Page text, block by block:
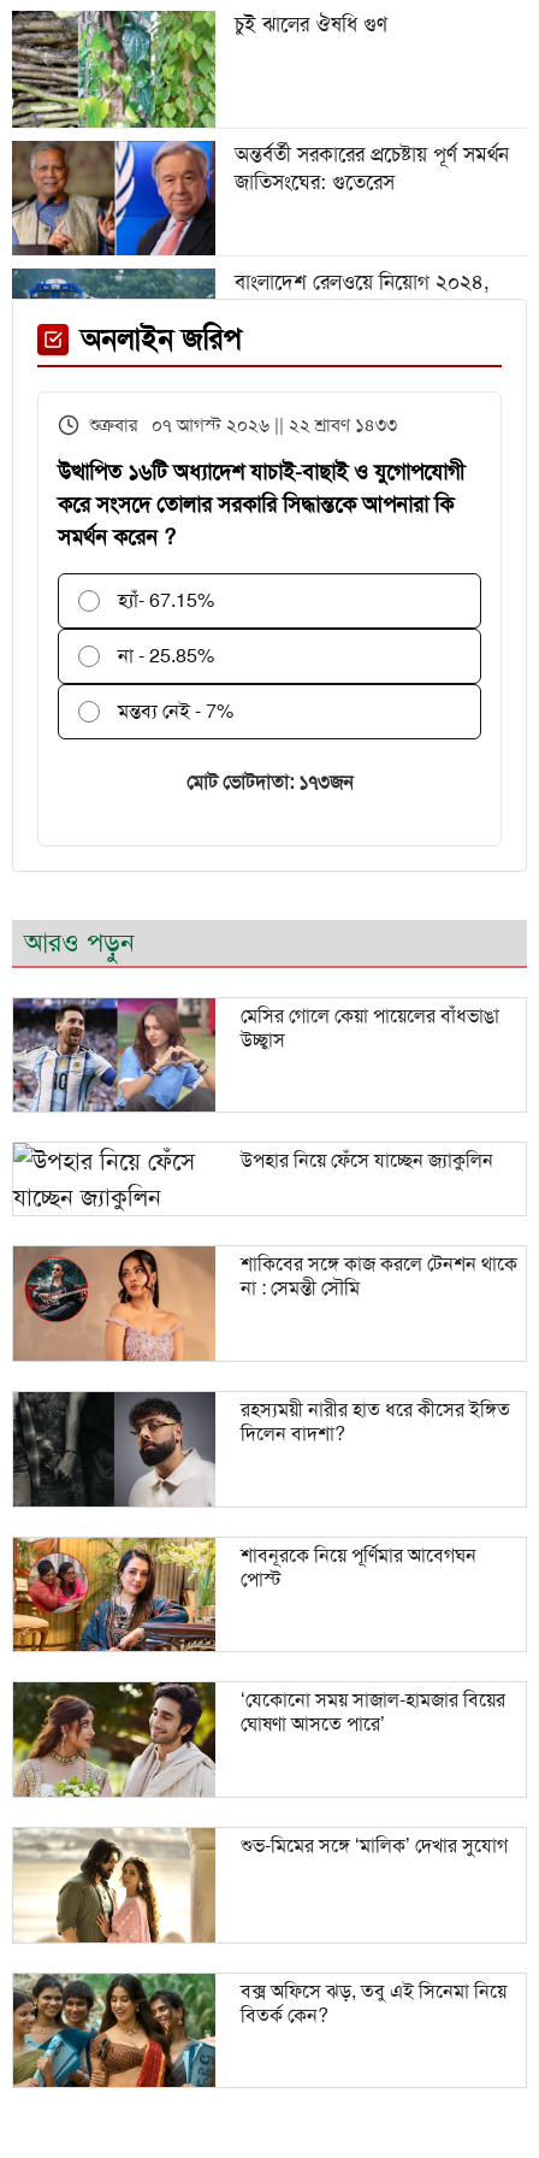
বিশ্বকাপে রোনালদিনহোকে ছাড়িয়ে
ফেনী স্টেশনে মেঘনা ট্রেনের ইঞ্জিন
বিকল, আড়াই ঘণ্টা আটকা ৮০০ যাত্রী
চুই ঝালের ঔষধি গুণ
অন্তর্বর্তী সরকারের প্রচেষ্টায় পূর্ণ সমর্থন
জাতিসংঘের: গুতেরেস
বাংলাদেশ রেলওয়ে নিয়োগ ২০২৪,
পরীক্ষকদের জন্য সময় বাড়ল ২ দিন
অনলাইন জরিপ
শুক্রবার ০৭ আগস্ট ২০২৬ || ২২ শ্রাবণ ১৪৩৩
উত্থাপিত ১৬টি অধ্যাদেশ যাচাই-বাছাই ও যুগোপযোগী
করে সংসদে তোলার সরকারি সিদ্ধান্তকে আপনারা কি
সমর্থন করেন ?
হ্যাঁ- 67.15%
না - 25.85%
মন্তব্য নেই - 7%
মোট ভোটদাতা: ১৭৩জন
আরও পড়ুন
মেসির গোলে কেয়া পায়েলের বাঁধভাঙা
উচ্ছ্বাস
উপহার নিয়ে ফেঁসে যাচ্ছেন জ্যাকুলিন
শাকিবের সঙ্গে কাজ করলে টেনশন থাকে
না : সেমন্তী সৌমি
রহস্যময়ী নারীর হাত ধরে কীসের ইঙ্গিত
দিলেন বাদশা?
শাবনূরকে নিয়ে পূর্ণিমার আবেগঘন
পোস্ট
‘যেকোনো সময় সাজাল-হামজার বিয়ের
ঘোষণা আসতে পারে’
শুভ-মিমের সঙ্গে ‘মালিক’ দেখার সুযোগ
বক্স অফিসে ঝড়, তবু এই সিনেমা নিয়ে
বিতর্ক কেন?